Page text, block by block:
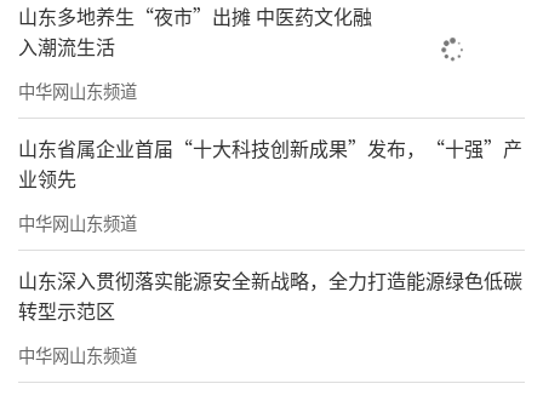
山东多地养生“夜市”出摊 中医药文化融
入潮流生活
中华网山东频道
山东省属企业首届“十大科技创新成果”发布，“十强”产
业领先
中华网山东频道
山东深入贯彻落实能源安全新战略，全力打造能源绿色低碳
转型示范区
中华网山东频道